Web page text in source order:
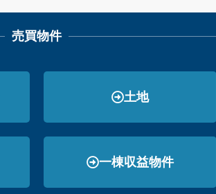
売買物件
土地
一棟収益物件